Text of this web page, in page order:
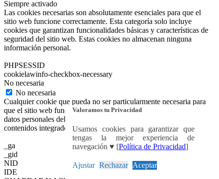
Valoramos tu Privacidad
Usamos cookies para garantizar que
tengas la mejor experiencia de
navegación ♥ [Política de Privacidad]
Ajustar Rechazar Aceptar
Siempre activado
Las cookies necesarias son absolutamente esenciales para que el
sitio web funcione correctamente. Esta categoría solo incluye
cookies que garantizan funcionalidades básicas y características de
seguridad del sitio web. Estas cookies no almacenan ninguna
información personal.
PHPSESSID
cookielawinfo-checkbox-necessary
No necesaria
No necesaria
Cualquier cookie que pueda no ser particularmente necesaria para
que el sitio web funcione y se utilice específicamente para recopilar
datos personales del usuario a través de análisis, anuncios y otros
contenidos integrados se denomina cookie no necesaria.
_ga
_gid
NID
IDE